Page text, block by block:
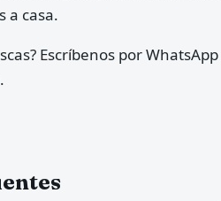
a casa.
Escríbenos por WhatsApp